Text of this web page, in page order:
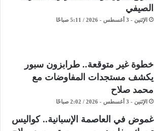
الصيفي
الإثنين - 3 أغسطس - 2026 / 5:11 صباحًا
خطوة غير متوقعة.. طرابزون سبور
يكشف مستجدات المفاوضات مع
محمد صلاح
الإثنين - 3 أغسطس - 2026 / 2:02 صباحًا
غموض في العاصمة الإسبانية.. كواليس